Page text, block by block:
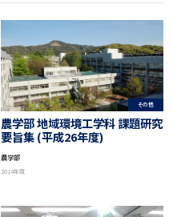
その他
農学部 地域環境工学科 課題研究
要旨集 (平成26年度)
農学部
2014年度